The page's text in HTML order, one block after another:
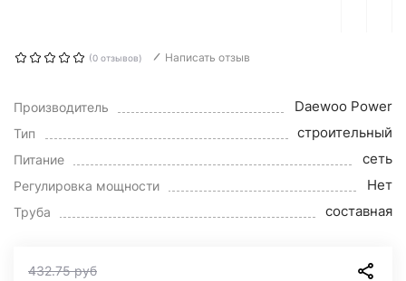
(0 отзывов) Написать отзыв
Производитель Daewoo Power
Тип строительный
Питание сеть
Регулировка мощности Нет
Труба составная
432.75руб